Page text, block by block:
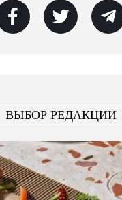
ВЫБОР РЕДАКЦИИ